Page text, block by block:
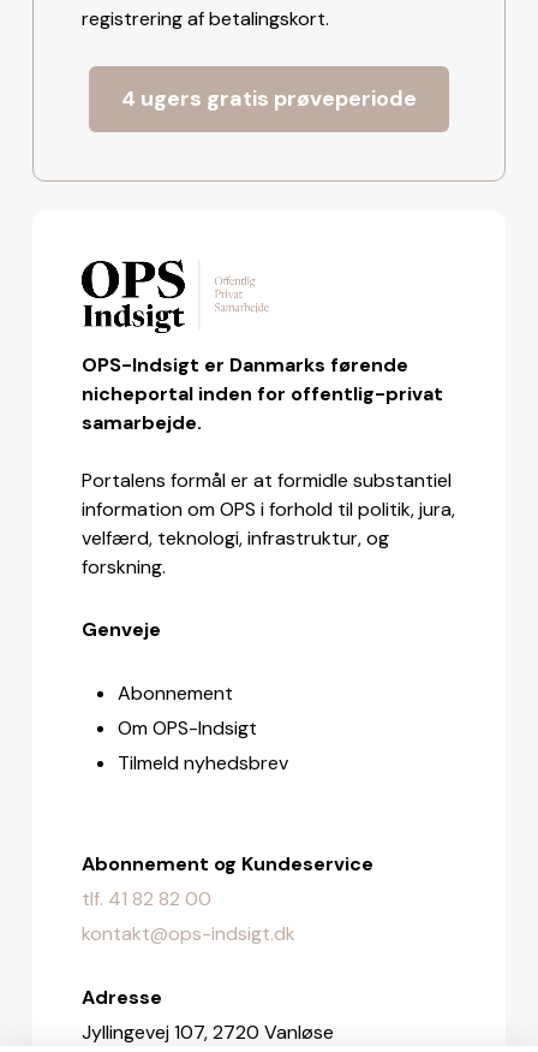
registrering af betalingskort.
4 ugers gratis prøveperiode
OPS-Indsigt er Danmarks førende
nicheportal inden for offentlig-privat
samarbejde.
Portalens formål er at formidle substantiel
information om OPS i forhold til politik, jura,
velfærd, teknologi, infrastruktur, og
forskning.
Genveje
Abonnement
Om OPS-Indsigt
Tilmeld nyhedsbrev
Abonnement og Kundeservice
tlf. 41 82 82 00
kontakt@ops-indsigt.dk
Adresse
Jyllingevej 107, 2720 Vanløse